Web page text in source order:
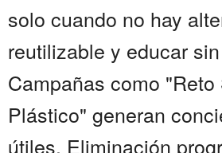
solo cuando no hay
reutilizable y educar
Campañas como
Plástico" generan
útiles. Eliminación